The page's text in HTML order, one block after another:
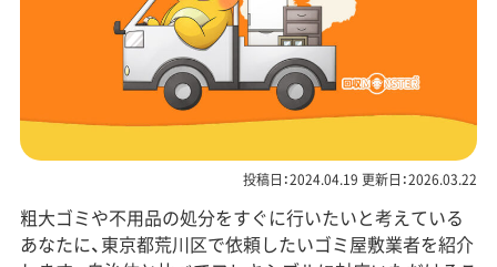
投稿日：2024.04.19 更新日：2026.03.22
粗大ゴミや不用品の処分をすぐに行いたいと考えている
あなたに、東京都荒川区で依頼したいゴミ屋敷業者を紹介